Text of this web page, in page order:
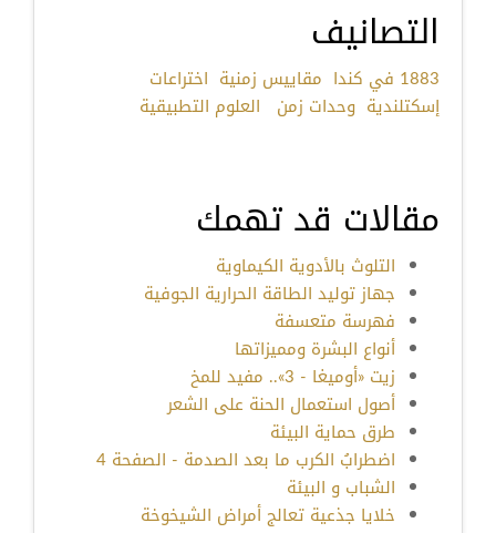
التصانيف
1883 في كندا مقاييس زمنية اختراعات
إسكتلندية وحدات زمن العلوم التطبيقية
مقالات قد تهمك
التلوث بالأدوية الكيماوية
جهاز توليد الطاقة الحرارية الجوفية
فهرسة متعسفة
أنواع البشرة ومميزاتها
زيت «أوميغا - 3».. مفيد للمخ
أصول استعمال الحنة على الشعر
طرق حماية البيئة
اضطرابُ الكرب ما بعد الصدمة - الصفحة 4
الشباب و البيئة
خلايا جذعية تعالج أمراض الشيخوخة